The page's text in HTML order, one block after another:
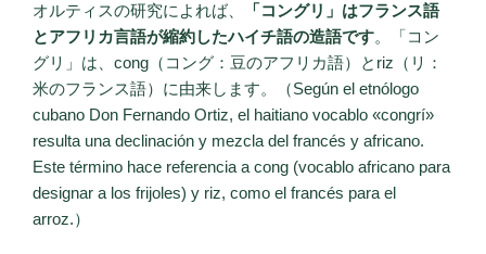
オルティスの研究によれば、
「コングリ」はフランス語
とアフリカ言語が縮約したハイチ語の造語です。「コン
グリ」は、cong（コング：豆のアフリカ語）とriz（リ：
米のフランス語）に由来します。（Según el etnólogo
cubano Don Fernando Ortiz, el haitiano vocablo «congrí»
resulta una declinación y mezcla del francés y africano.
Este término hace referencia a cong (vocablo africano para
designar a los frijoles) y riz, como el francés para el
arroz.）